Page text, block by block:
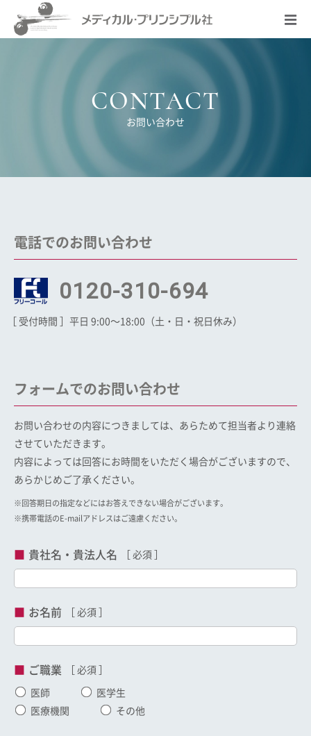
CONTACT
お問い合わせ
電話でのお問い合わせ
0120-310-694
［ 受付時間 ］平日 9:00〜18:00（土・日・祝日休み）
フォームでのお問い合わせ
お問い合わせの内容につきましては、あらためて担当者より連絡
させていただきます。
内容によっては回答にお時間をいただく場合がございますので、
あらかじめご了承ください。
※回答期日の指定などにはお答えできない場合がございます。
※携帯電話のE-mailアドレスはご遠慮ください。
貴社名・貴法人名
お名前
ご職業
医師
医学生
医療機関
その他